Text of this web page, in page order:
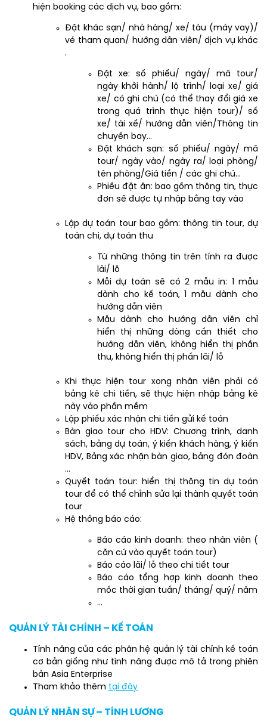
hiện booking các dịch vụ, bao gồm:
Đặt khác sạn/ nhà hàng/ xe/ tàu (máy vay)/
vé tham quan/ hướng dẫn viên/ dịch vụ khác
.
Đặt xe: số phiếu/ ngày/ mã tour/
ngày khởi hành/ lộ trình/ loại xe/ giá
xe/ có ghi chú (có thể thay đổi giá xe
trong quá trình thực hiện tour)/ số
xe/ tài xế/ hướng dẫn viên/Thông tin
chuyến bay…
Đặt khách sạn: số phiếu/ ngày/ mã
tour/ ngày vào/ ngày ra/ loại phòng/
tên phòng/Giá tiền / các ghi chú…
Phiếu đặt ăn: bao gồm thông tin, thực
đơn sẽ được tự nhập bằng tay vào
Lập dự toán tour bao gồm: thông tin tour, dự
toán chi, dự toán thu
Từ những thông tin trên tính ra được
lãi/ lỗ
Mỗi dự toán sẽ có 2 mẫu in: 1 mẫu
dành cho kế toán, 1 mẫu dành cho
hướng dẫn viên
Mẫu dành cho hướng dẫn viên chỉ
hiển thị những dòng cần thiết cho
hướng dẫn viên, không hiển thị phần
thu, không hiển thị phần lãi/ lỗ
Khi thực hiện tour xong nhân viên phải có
bảng kê chi tiền, sẽ thực hiện nhập bảng kê
này vào phần mềm
Lập phiếu xác nhận chi tiền gửi kế toán
Bàn giao tour cho HDV: Chương trình, danh
sách, bảng dự toán, ý kiến khách hàng, ý kiến
HDV, Bảng xác nhận bàn giao, bảng đón đoàn
…
Quyết toán tour: hiển thị thông tin dự toán
tour để có thể chỉnh sửa lại thành quyết toán
tour
Hệ thống báo cáo:
Báo cáo kinh doanh: theo nhân viên (
căn cứ vào quyết toán tour)
Báo cáo lãi/ lỗ theo chi tiết tour
Báo cáo tổng hợp kinh doanh theo
mốc thời gian tuần/ tháng/ quý/ năm
…
QUẢN LÝ TÀI CHÍNH – KẾ TOÁN
Tính năng của các phân hệ quản lý tài chính kế toán
cơ bản giống như tính năng được mô tả trong phiên
bản Asia Enterprise
Tham khảo thêm tại đây
QUẢN LÝ NHÂN SỰ – TÍNH LƯƠNG